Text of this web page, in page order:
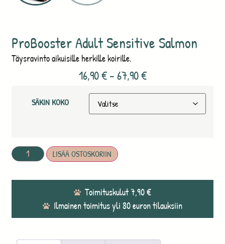
ProBooster Adult Sensitive Salmon
Täysravinto aikuisille herkille koirille.
16,90€ –67,90€
SÄKIN KOKO
LISÄÄ OSTOSKORIIN
Toimituskulut 7,90 €
Ilmainen toimitus yli 80 euron tilauksiin